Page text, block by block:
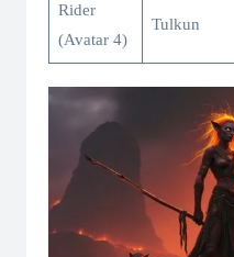
Rider
(Avatar 4)
Tulkun